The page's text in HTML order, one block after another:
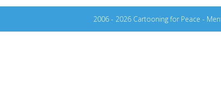
2006 - 2026 Cartooning for Peace -